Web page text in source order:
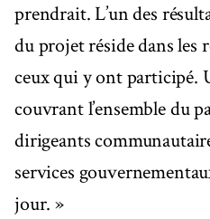
prendrait. L’un des
du projet réside dans les
ceux qui y ont participé.
couvrant l’ensemble du
dirigeants
services
jour. »